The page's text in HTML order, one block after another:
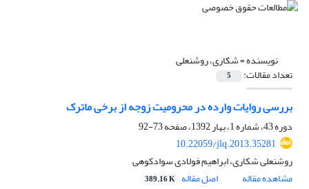
نویسنده =شکاری، روشنعلی
تعداد مقالات: 5
بررسی روایات وارده در محرومیت زوجه از برخی ماترک
دوره 43، شماره 1، بهار 1392، صفحه
73-92
10.22059/jlq.2013.35281
روشنعلی شکاری، ابراهیم فولادی سوادکوهی
مشاهده مقاله
اصل مقاله 389.16 K